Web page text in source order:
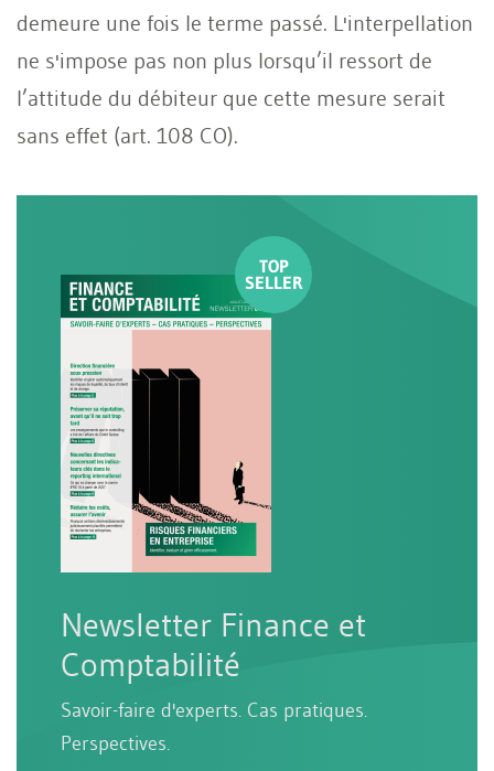
demeure une fois le terme passé. L'interpellation
ne s'impose pas non plus lorsqu’il ressort de
l’attitude du débiteur que cette mesure serait
sans effet (art. 108 CO).
Newsletter Finance et
Comptabilité
Savoir-faire d'experts. Cas pratiques.
Perspectives.